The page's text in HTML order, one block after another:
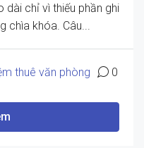
chỉ vì thiếu phần ghi
khóa. Câu...
thuê văn phòng 0